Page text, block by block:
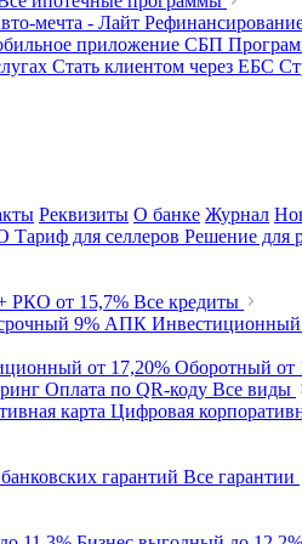
мечта - Лайт
приложение СБП
Стать клиентом через ЕБС
Реквизиты О банке Журнал
Тариф для селлеров Решение для
РКО от 15,7% Все кредиты
9% АПК
от 17,20% Оборотный от
Оплата по QR-коду Все виды
карта Цифровая
гарантий Все гарантии